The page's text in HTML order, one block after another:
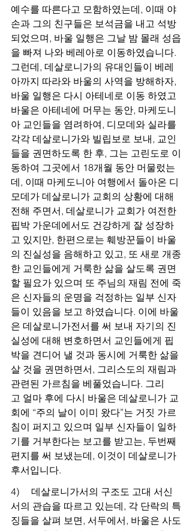
예수를 따른다고 모함하였는데, 이때 야
손과 그의 친구들은 보석금을 내고 석방
되었으며, 바울 일행은 그날 밤 몰래 성읍
을 빠져 나와 베레아로 이동하였습니다.
그런데, 데살로니가의 유대인들이 베레
아까지 따라와 바울의 사역을 방해하자,
바울 일행은 다시 아테네로 이동 하였고
바울은 아테네에 머무는 동안, 마케도니
아 교인들을 염려하여, 디모데와 실라를
각각 데살로니가와 빌립보로 보내, 교인
들을 권면하도록 한 후, 그는 고린도로 이
동하여 그곳에서 18개월 동안 머물렀는
데, 이때 마케도니아 여행에서 돌아온 디
모데가 데살로니가 교회의 상황에 대해
전해 주면서, 데살로니가 교회가 여전한
핍박 가운데에서도 건강하게 잘 성장하
고 있지만, 한편으로는 훼방꾼들이 바울
의 진실성을 음해하고 있고, 또 새로 개종
한 교인들에게 거룩한 삶을 살도록 권면
할 필요가 있으며 또 주님의 재림 전에 죽
은 신자들의 운명을 걱정하는 일부 신자
들이 있음을 보고 하였습니다. 이에 바울
은 데살로니가전서를 써 보내 자기의 진
실성에 대해 변호하면서 교인들에게 핍
박을 견디어 낼 것과 동시에 거룩한 삶을
살 것을 권면하면서, 그리스도의 재림과
관련된 가르침을 베풀었습니다. 그리
고 얼마 후에 다시 바울은 데살로니가 교
회에 “주의 날이 이미 왔다”는 거짓 가르
침이 퍼지고 있으며 일부 신자들이 일하
기를 거부한다는 보고를 받고는, 두번째
편지를 써 보냈는데, 이것이 데살로니가
후서입니다.
4)     데살로니가서의 구조도 고대 서신
서의 관습을 따르고 있는데, 각 단락의 특
징들을 살펴 보면, 서두에서, 바울은 사도